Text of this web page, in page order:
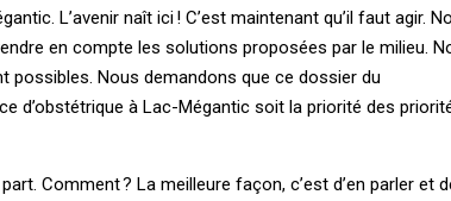
L’avenir naît ici ! C’est maintenant qu’il faut agir.
en compte les solutions proposées par le milieu.
Nous demandons que ce dossier du
d’obstétrique à ­Lac-Mégantic soit la priorité des
Comment ? ­La meilleure façon, c’est d’en parler et